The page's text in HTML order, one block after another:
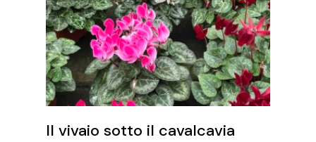
Il vivaio sotto il cavalcavia